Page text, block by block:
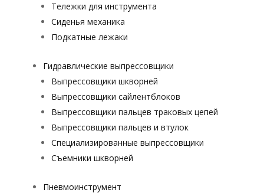
Тележки для инструмента
Сиденья механика
Подкатные лежаки
Гидравлические выпрессовщики
Выпрессовщики шкворней
Выпрессовщики сайлентблоков
Выпрессовщики пальцев траковых цепей
Выпрессовщики пальцев и втулок
Специализированные выпрессовщики
Cъемники шкворней
Пневмоинструмент